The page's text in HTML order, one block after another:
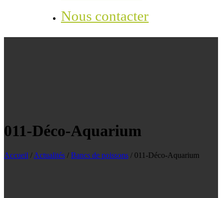
Nous contacter
011-Déco-Aquarium
Accueil / Actualités / Bancs de poissons / 011-Déco-Aquarium